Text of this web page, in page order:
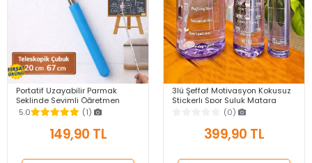
Portatif Uzayabilir Parmak
Şeklinde Sevimli Öğretmen
İşaret Tahta Çubuğu Teleskopik
Çubuk 20cm 67cm
5.0 (1)
149,90 TL
3lü Şeffaf Motivasyon Kokusuz
Stickerlı Spor Suluk Matara
Pipetli Taşınabilir Su Şişesi Soft
(0)
399,90 TL